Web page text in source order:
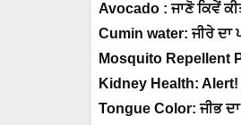
Avocado : ਜਾਣੋ ਕਿਵੇਂ
Cumin water: ਜੀਰੇ ਦਾ
Mosquito
Kidney Health:
Tongue Color: ਜੀਭ